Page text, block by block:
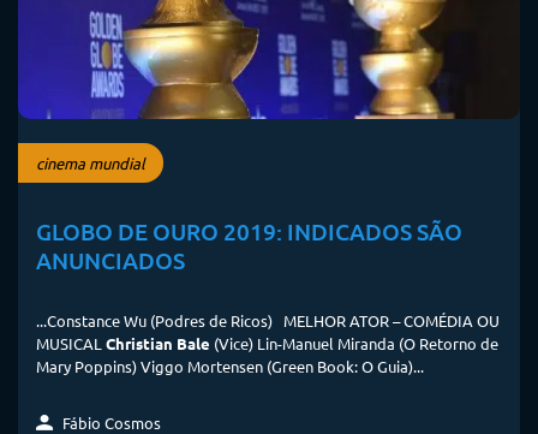
cinema mundial
GLOBO DE OURO 2019: INDICADOS SÃO
ANUNCIADOS
...Constance Wu (Podres de Ricos) MELHOR ATOR – COMÉDIA OU
MUSICAL Christian Bale (Vice) Lin-Manuel Miranda (O Retorno de
Mary Poppins) Viggo Mortensen (Green Book: O Guia)...
Fábio Cosmos